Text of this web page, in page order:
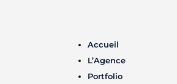
Accueil
L’Agence
Portfolio